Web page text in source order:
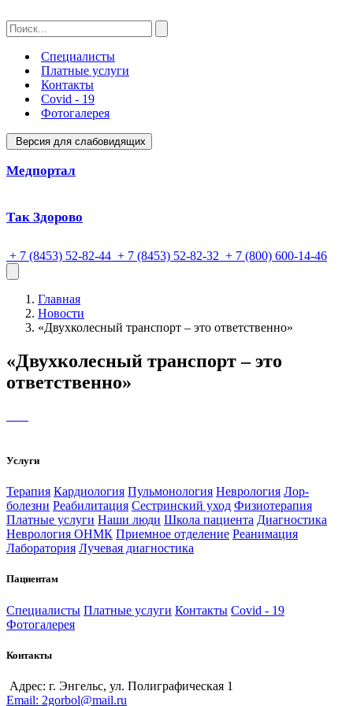
Специалисты
Платные услуги
Контакты
Covid - 19
Фотогалерея
Версия для слабовидящих
Медпортал
Так Здорово
+ 7 (8453) 52-82-44 + 7 (8453) 52-82-32 + 7 (800) 600-14-46
Главная
Новости
«Двухколесный транспорт – это ответственно»
«Двухколесный транспорт – это
ответственно»
Услуги
Терапия Кардиология Пульмонология Неврология Лор-
болезни Реабилитация Сестринский уход Физиотерапия
Платные услуги Наши люди Школа пациента Диагностика
Неврология ОНМК Приемное отделение Реанимация
Лаборатория Лучевая диагностика
Пациентам
Специалисты Платные услуги Контакты Covid - 19
Фотогалерея
Контакты
Адрес: г. Энгельс, ул. Полиграфическая 1
Email: 2gorbol@mail.ru